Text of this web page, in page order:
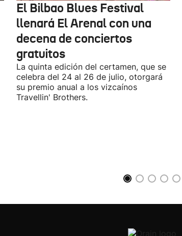
El Bilbao Blues Festival
llenará El Arenal con una
decena de conciertos
gratuitos
La quinta edición del certamen, que se
celebra del 24 al 26 de julio, otorgará
su premio anual a los vizcaínos
Travellin' Brothers.